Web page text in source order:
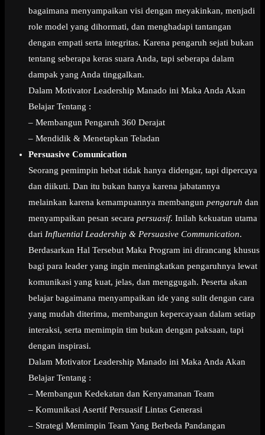
bagaimana menyampaikan visi dengan meyakinkan, menjadi
role model yang dihormati, dan menghadapi tantangan
dengan empati serta integritas. Karena pengaruh sejati bukan
tentang seberapa keras suara Anda, tapi seberapa dalam
dampak yang Anda tinggalkan.
Dalam Motivator Leadership Manado ini Maka Anda Akan
Belajar Tentang :
– Membangun Pengaruh 360 Derajat
– Mendidik & Menetapkan Teladan
Persuasive Comunication
Seorang pemimpin hebat tidak hanya didengar, tapi dipercaya
dan diikuti. Dan itu bukan hanya karena jabatannya
melainkan karena kemampuannya membangun pengaruh dan
menyampaikan pesan secara persuasif. Inilah kekuatan utama
dari Influential Leadership & Persuasive Communication.
Berdasarkan Hal Tersebut Maka Program ini dirancang khusus
bagi para leader yang ingin meningkatkan pengaruhnya lewat
komunikasi yang kuat, jelas, dan menggugah. Peserta akan
belajar bagaimana menyampaikan ide yang sulit dengan cara
yang mudah diterima, membangun kepercayaan dalam setiap
interaksi, serta memimpin tim bukan dengan paksaan, tapi
dengan inspirasi.
Dalam Motivator Leadership Manado ini Maka Anda Akan
Belajar Tentang :
– Membangun Kedekatan dan Kenyamanan Team
– Komunikasi Asertif Persuasif Lintas Generasi
– Strategi Memimpin Team Yang Berbeda Pandangan